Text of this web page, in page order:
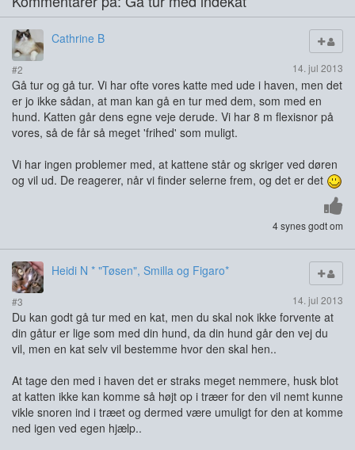
Cathrine B
#2 14. jul 2013
Gå tur og gå tur. Vi har ofte vores katte med ude i haven, men det
er jo ikke sådan, at man kan gå en tur med dem, som med en
hund. Katten går dens egne veje derude. Vi har 8 m flexisnor på
vores, så de får så meget 'frihed' som muligt.
Vi har ingen problemer med, at kattene står og skriger ved døren
og vil ud. De reagerer, når vi finder selerne frem, og det er det
4 synes godt om
Heidi N * "Tøsen", Smilla og Figaro*
#3 14. jul 2013
Du kan godt gå tur med en kat, men du skal nok ikke forvente at
din gåtur er lige som med din hund, da din hund går den vej du
vil, men en kat selv vil bestemme hvor den skal hen..
At tage den med i haven det er straks meget nemmere, husk blot
at katten ikke kan komme så højt op i træer for den vil nemt kunne
vikle snoren ind i træet og dermed være umuligt for den at komme
ned igen ved egen hjælp..